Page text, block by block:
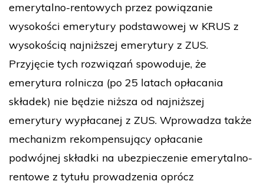
emerytalno-rentowych przez powiązanie
wysokości emerytury podstawowej w KRUS z
wysokością najniższej emerytury z ZUS.
Przyjęcie tych rozwiązań spowoduje, że
emerytura rolnicza (po 25 latach opłacania
składek) nie będzie niższa od najniższej
emerytury wypłacanej z ZUS. Wprowadza także
mechanizm rekompensujący opłacanie
podwójnej składki na ubezpieczenie emerytalno-
rentowe z tytułu prowadzenia oprócz